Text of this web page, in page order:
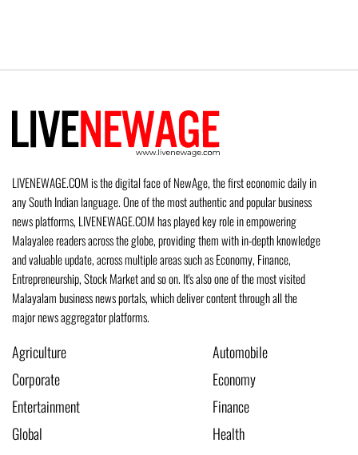
LIVENEWAGE.COM is the digital face of NewAge, the first economic daily in
any South Indian language. One of the most authentic and popular business
news platforms, LIVENEWAGE.COM has played key role in empowering
Malayalee readers across the globe, providing them with in-depth knowledge
and valuable update, across multiple areas such as Economy, Finance,
Entrepreneurship, Stock Market and so on. It's also one of the most visited
Malayalam business news portals, which deliver content through all the
major news aggregator platforms.
Agriculture
Automobile
Corporate
Economy
Entertainment
Finance
Global
Health